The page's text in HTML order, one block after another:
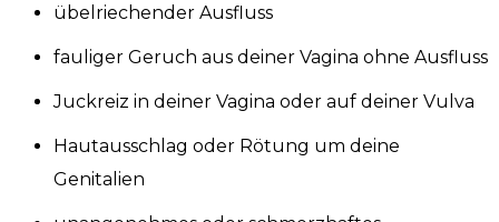
übelriechender Ausfluss
fauliger Geruch aus deiner Vagina ohne Ausfluss
Juckreiz in deiner Vagina oder auf deiner Vulva
Hautausschlag oder Rötung um deine
Genitalien